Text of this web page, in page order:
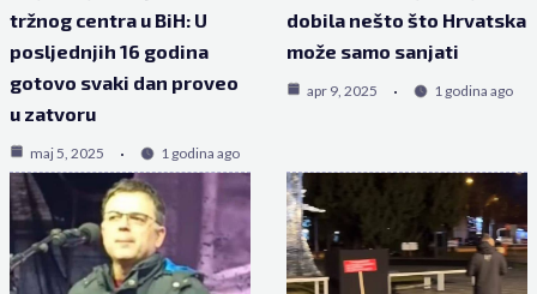
tržnog centra u BiH: U
posljednjih 16 godina
gotovo svaki dan proveo
u zatvoru
maj 5, 2025 1 godina ago
dobila nešto što Hrvatska
može samo sanjati
apr 9, 2025 1 godina ago